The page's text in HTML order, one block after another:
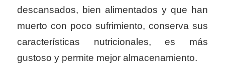
descansados, bien alimentados y que han
muerto con poco sufrimiento, conserva sus
características nutricionales, es más
gustoso y permite mejor almacenamiento.